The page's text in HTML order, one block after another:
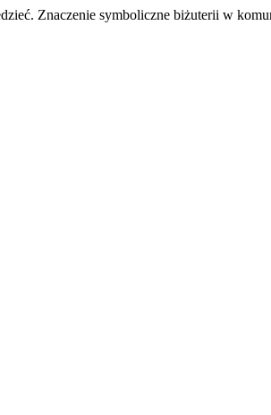
Znaczenie symboliczne biżuterii w